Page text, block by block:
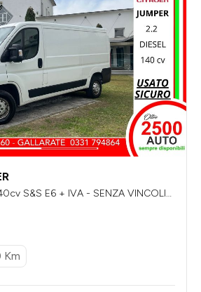
S&S E6 + IVA - SENZA VINCOLI
Km